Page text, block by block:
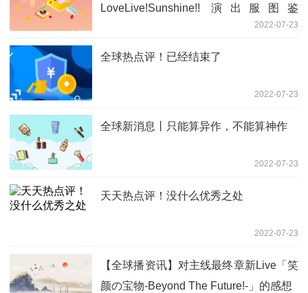
LoveLive!Sunshine!! 演出服图鉴
2022-07-23
全球热点评！已经结束了
2022-07-23
全球新消息丨只能算异作，不能算神作
2022-07-23
天天热点评！没什么优秀之处
2022-07-23
【全球播资讯】对主线最终章新Live「笑
颜の宝物-Beyond The Future!-」的感想